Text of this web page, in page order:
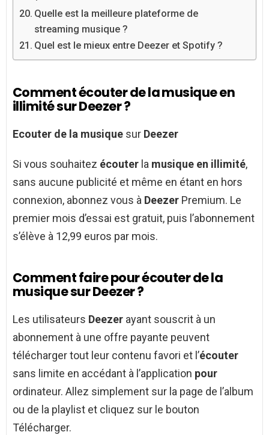
Quelle est la meilleure plateforme de
streaming musique ?
Quel est le mieux entre Deezer et Spotify ?
Comment écouter de la musique en
illimité sur Deezer ?
Ecouter de la musique sur Deezer
Si vous souhaitez écouter la musique en illimité,
sans aucune publicité et même en étant en hors
connexion, abonnez vous à Deezer Premium. Le
premier mois d’essai est gratuit, puis l’abonnement
s’élève à 12,99 euros par mois.
Comment faire pour écouter de la
musique sur Deezer ?
Les utilisateurs Deezer ayant souscrit à un
abonnement à une offre payante peuvent
télécharger tout leur contenu favori et l’écouter
sans limite en accédant à l’application pour
ordinateur. Allez simplement sur la page de l’album
ou de la playlist et cliquez sur le bouton
Télécharger.